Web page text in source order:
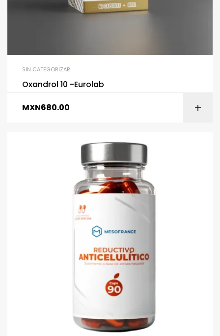
SIN CATEGORIZAR
Oxandrol 10 -Eurolab
MXN680.00